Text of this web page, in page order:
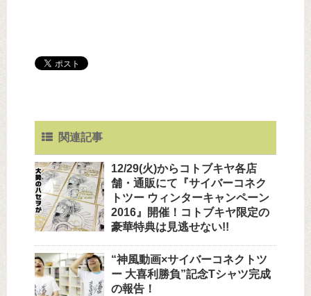
関連記事
12/29(火)からコトブキヤ各店
舗・通販にて『サイバーコネク
トツー ウィンターキャンペーン
2016』開催！コトブキヤ限定の
豪華特典は見逃せない!!
“神風動画×サイバーコネクトツ
ー 大喜利勝負”記念Tシャツ完成
の報告！